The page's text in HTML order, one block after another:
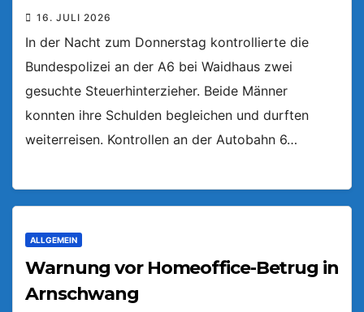
16. JULI 2026
In der Nacht zum Donnerstag kontrollierte die
Bundespolizei an der A6 bei Waidhaus zwei
gesuchte Steuerhinterzieher. Beide Männer
konnten ihre Schulden begleichen und durften
weiterreisen. Kontrollen an der Autobahn 6…
ALLGEMEIN
Warnung vor Homeoffice-Betrug in
Arnschwang